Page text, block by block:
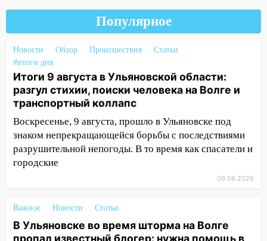
Волге пропал известный блогер: нужна
помощь в поисках
15:28
Соцсети: на «Ауди» упало дерево
в Новом городе
15:12 В Ульяновске выгорела кухня в
многоэтажке
14:18 Гинеколог рассказала о том, с
какими сложностями сталкиваются
молодые мамы
13:02 Соцсети: на улице Розы
13:00
«Благоприятный период для
новых начинаний: гороскоп для всех
Популярное
Новости Обзор Происшествия
Статьи
#итоги дня
Итоги 9 августа в Ульяновской области:
разгул стихии, поиски человека на Волге и
транспортный коллапс
Воскресенье, 9 августа, прошло в Ульяновске под
знаком непрекращающейся борьбы с последствиями
разрушительной непогоды. В то время как спасатели и
городские
09.08.2026
Важное Новости Статьи
В Ульяновске во время шторма на Волге
пропал известный блогер: нужна помощь в